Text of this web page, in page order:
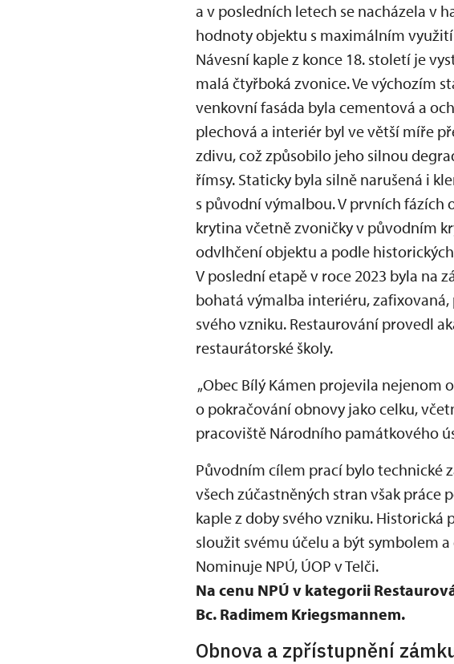
a v posledních letech se nacházela v
hodnoty objektu s maximálním
Návesní kaple z konce 18. století je
malá čtyřboká zvonice. Ve výchozím
venkovní fasáda byla cementová a
plechová a interiér byl ve větší míře
zdivu, což způsobilo jeho silnou
římsy. Staticky byla silně narušená i
s původní výmalbou. V prvních fázích
krytina včetně zvoničky v původním
odvlhčení objektu a podle
V poslední etapě v roce 2023 byla na
bohatá výmalba interiéru,
svého vzniku. Restaurování provedl
restaurátorské školy.
„Obec Bílý Kámen projevila nejenom
o pokračování obnovy jako celku,
pracoviště Národního památkového
Původním cílem prací bylo technické
všech zúčastněných stran však
kaple z doby svého vzniku. Historická
sloužit svému účelu a být symbolem
Nominuje NPÚ, ÚOP v Telči.
Na cenu NPÚ v kategorii
Bc. Radimem Kriegsmannem.
Obnova a zpřístupnění